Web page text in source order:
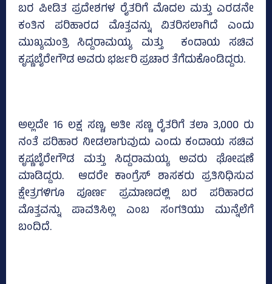
ಬರ ಪೀಡಿತ ಪ್ರದೇಶಗಳ ರೈತರಿಗೆ ಮೊದಲ ಮತ್ತು ಎರಡನೇ
ಕಂತಿನ ಪರಿಹಾರದ ಮೊತ್ತವನ್ನು ವಿತರಿಸಲಾಗಿದೆ ಎಂದು
ಮುಖ್ಯಮಂತ್ರಿ ಸಿದ್ದರಾಮಯ್ಯ ಮತ್ತು ಕಂದಾಯ ಸಚಿವ
ಕೃಷ್ಣಬೈರೇಗೌಡ ಅವರು ಭರ್ಜರಿ ಪ್ರಚಾರ ತೆಗೆದುಕೊಂಡಿದ್ದರು.
ಅಲ್ಲದೇ 16 ಲಕ್ಷ ಸಣ್ಣ, ಅತೀ ಸಣ್ಣ ರೈತರಿಗೆ ತಲಾ 3,000 ರು
ನಂತೆ ಪರಿಹಾರ ನೀಡಲಾಗುವುದು ಎಂದು ಕಂದಾಯ ಸಚಿವ
ಕೃಷ್ಣಬೈರೇಗೌಡ ಮತ್ತು ಸಿದ್ದರಾಮಯ್ಯ ಅವರು ಘೋಷಣೆ
ಮಾಡಿದ್ದರು. ಆದರೇ ಕಾಂಗ್ರೆಸ್‌ ಶಾಸಕರು ಪ್ರತಿನಿಧಿಸುವ
ಕ್ಷೇತ್ರಗಳಿಗೂ ಪೂರ್ಣ ಪ್ರಮಾಣದಲ್ಲಿ ಬರ ಪರಿಹಾರದ
ಮೊತ್ತವನ್ನು ಪಾವತಿಸಿಲ್ಲ ಎಂಬ ಸಂಗತಿಯು ಮುನ್ನೆಲೆಗೆ
ಬಂದಿದೆ.